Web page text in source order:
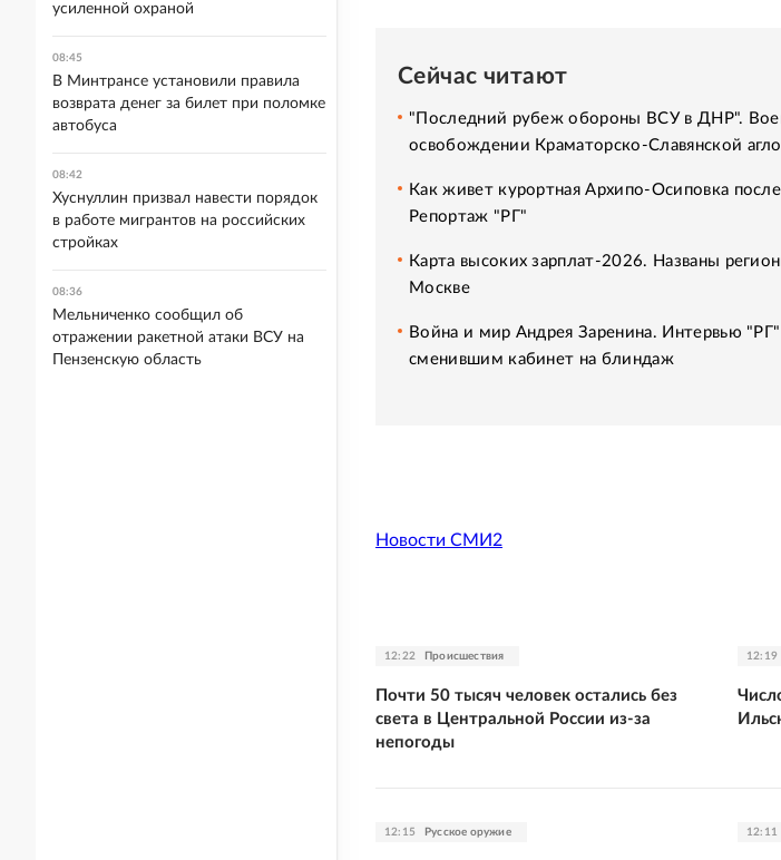
Сейчас читают
"Последний рубеж обороны ВСУ в ДНР".
освобождении Краматорско-Славянской
Как живет курортная Архипо-Осиповка
Репортаж "РГ"
Карта высоких зарплат-2026. Названы
Москве
Война и мир Андрея Заренина. Интервью
сменившим кабинет на блиндаж
Новости СМИ2
12:22 Происшествия
Почти 50 тысяч человек остались без
света в Центральной России из-за
непогоды
12:19
12:15 Русское оружие 12:11
усиленной охраной
08:45
В Минтрансе установили правила
возврата денег за билет при поломке
автобуса
08:42
Хуснуллин призвал навести порядок
в работе мигрантов на российских
стройках
08:36
Мельниченко сообщил об
отражении ракетной атаки ВСУ на
Пензенскую область